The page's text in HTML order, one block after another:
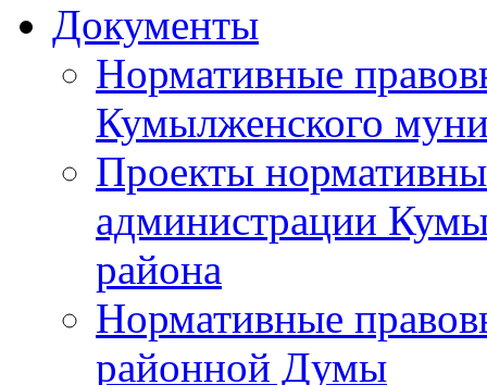
Документы
Нормативные
Кумылженского
Проекты
администрации
района
Нормативные
районной Думы